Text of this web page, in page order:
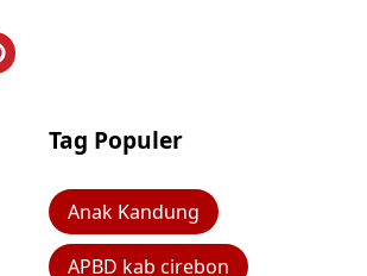
Tag Populer
Anak Kandung
APBD kab cirebon